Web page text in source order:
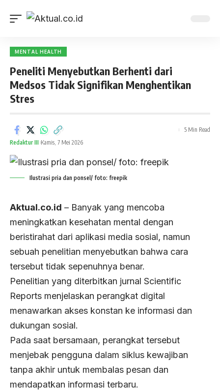
MENTAL HEALTH
Peneliti Menyebutkan Berhenti dari
Medsos Tidak Signifikan Menghentikan
Stres
Redaktur III Kamis, 7 Mei 2026
5 Min Read
Ilustrasi pria dan ponsel/ foto: freepik
Aktual.co.id – Banyak yang mencoba
meningkatkan kesehatan mental dengan
beristirahat dari aplikasi media sosial, namun
sebuah penelitian menyebutkan bahwa cara
tersebut tidak sepenuhnya benar.
Penelitian yang diterbitkan jurnal Scientific
Reports menjelaskan perangkat digital
menawarkan akses konstan ke informasi dan
dukungan sosial.
Pada saat bersamaan, perangkat tersebut
menjebak pengguna dalam siklus kewajiban
tanpa akhir untuk membalas pesan dan
mendapatkan informasi terbaru.